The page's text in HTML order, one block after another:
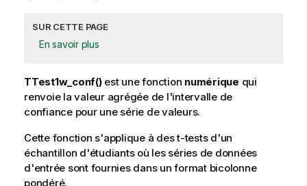
SUR CETTE PAGE
En savoir plus
TTest1w_conf()est une fonction numérique qui
renvoie la valeur agrégée de l'intervalle de
confiance pour une série de valeurs.
Cette fonction s'applique à des t-tests d'un
échantillon d'étudiants où les séries de données
d'entrée sont fournies dans un format bicolonne
pondéré.